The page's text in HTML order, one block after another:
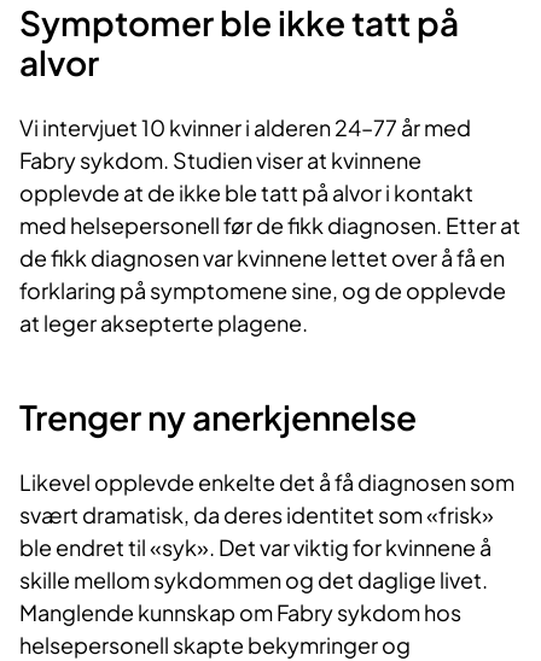
Symptomer ble ikke t​​att på
alvor
Vi intervjuet 10 kvinner i alderen 24–77 år med
Fabry sykdom. Studien viser at kvinnene
opplevde at de ikke ble tatt på alvor i kontakt
med helsepersonell før de fikk diagnosen. Etter at
de fikk diagnosen var kvinnene lettet over å få en
forklaring på symptomene sine, og de opplevde
at leger aksepterte plagene.
Trenger ny anerkje​nnelse
Likevel opplevde enkelte det å få diagnosen som
svært dramatisk, da deres identitet som «frisk»
ble endret til «syk». Det var viktig for kvinnene å
skille mellom sykdommen og det daglige livet.
Manglende kunnskap om Fabry sykdom hos
helsepersonell skapte bekymringer og